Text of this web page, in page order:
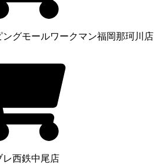
ングモールワークマン福岡那珂川店
レ西鉄中尾店